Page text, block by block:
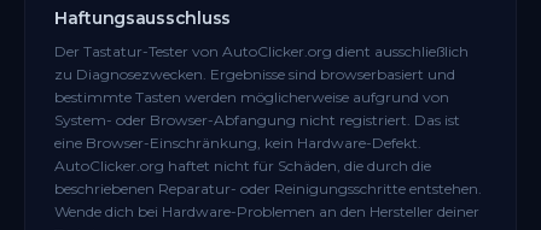
Haftungsausschluss
Der Tastatur-Tester von AutoClicker.org dient ausschließlich
zu Diagnosezwecken. Ergebnisse sind browserbasiert und
bestimmte Tasten werden möglicherweise aufgrund von
System- oder Browser-Abfangung nicht registriert. Das ist
eine Browser-Einschränkung, kein Hardware-Defekt.
AutoClicker.org haftet nicht für Schäden, die durch die
beschriebenen Reparatur- oder Reinigungsschritte entstehen.
Wende dich bei Hardware-Problemen an den Hersteller deiner